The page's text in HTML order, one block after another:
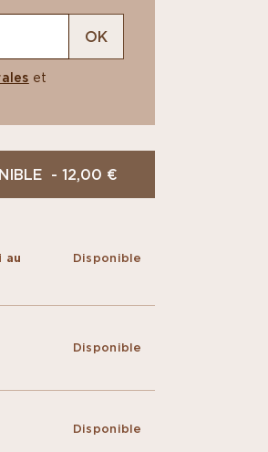
et
OK
BIENTÔT DISPONIBLE - 12,00 €
au
Disponible
Disponible
Disponible